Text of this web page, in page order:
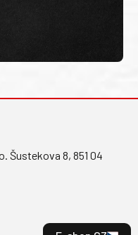
Šustekova 8, 851 04